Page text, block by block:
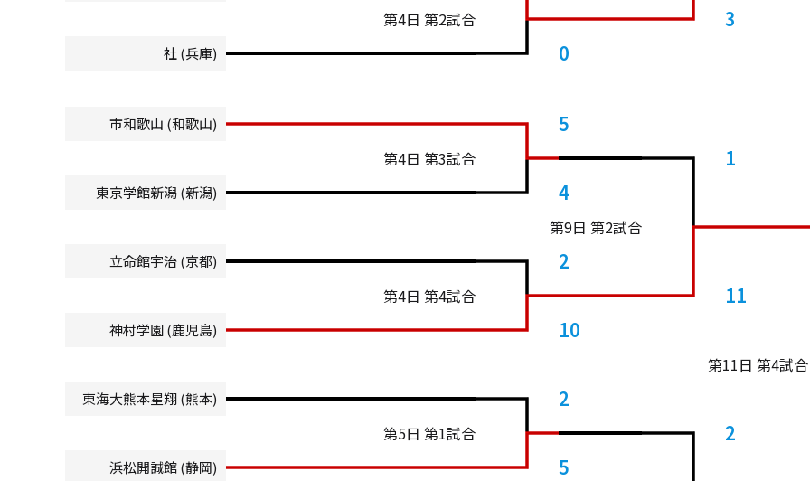
第4日 第2試合 3
社 (兵庫) 0
市和歌山 (和歌山) 5
第4日 第3試合 1
東京学館新潟 (新潟) 4
第9日 第2試合
立命館宇治 (京都) 2
第4日 第4試合 11
神村学園 (鹿児島) 10
第11日 第4試合
東海大熊本星翔 (熊本) 2
第5日 第1試合 2
浜松開誠館 (静岡) 5